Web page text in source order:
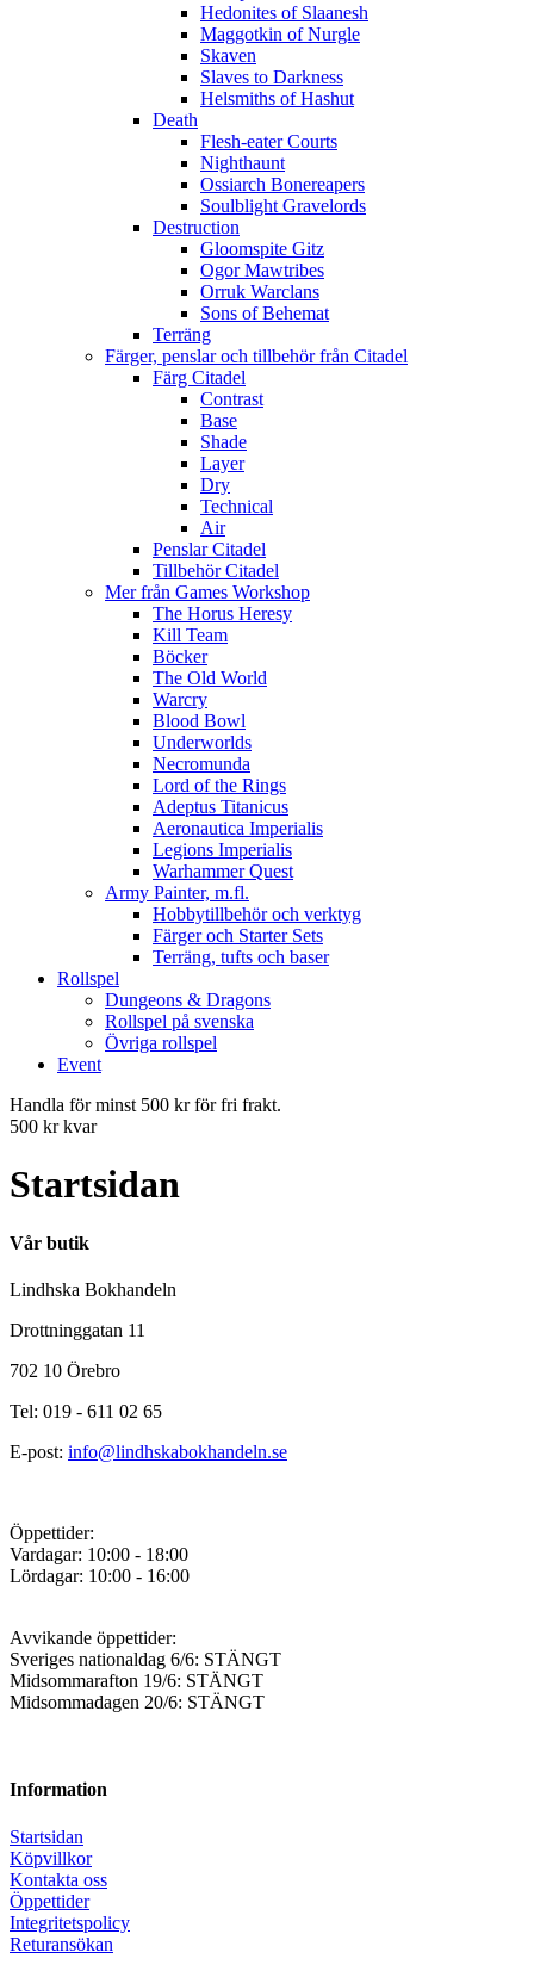
Hedonites of Slaanesh
Maggotkin of Nurgle
Skaven
Slaves to Darkness
Helsmiths of Hashut
Death
Flesh-eater Courts
Nighthaunt
Ossiarch Bonereapers
Soulblight Gravelords
Destruction
Gloomspite Gitz
Ogor Mawtribes
Orruk Warclans
Sons of Behemat
Terräng
Färger, penslar och tillbehör från Citadel
Färg Citadel
Contrast
Base
Shade
Layer
Dry
Technical
Air
Penslar Citadel
Tillbehör Citadel
Mer från Games Workshop
The Horus Heresy
Kill Team
Böcker
The Old World
Warcry
Blood Bowl
Underworlds
Necromunda
Lord of the Rings
Adeptus Titanicus
Aeronautica Imperialis
Legions Imperialis
Warhammer Quest
Army Painter, m.fl.
Hobbytillbehör och verktyg
Färger och Starter Sets
Terräng, tufts och baser
Rollspel
Dungeons & Dragons
Rollspel på svenska
Övriga rollspel
Event
Handla för minst 500 kr för fri frakt.
500 kr kvar
Startsidan
Vår butik
Lindhska Bokhandeln
Drottninggatan 11
702 10 Örebro
Tel: 019 - 611 02 65
E-post: info@lindhskabokhandeln.se
Öppettider:
Vardagar: 10:00 - 18:00
Lördagar: 10:00 - 16:00
Avvikande öppettider:
Sveriges nationaldag 6/6: STÄNGT
Midsommarafton 19/6: STÄNGT
Midsommadagen 20/6: STÄNGT
Information
Startsidan
Köpvillkor
Kontakta oss
Öppettider
Integritetspolicy
Returansökan